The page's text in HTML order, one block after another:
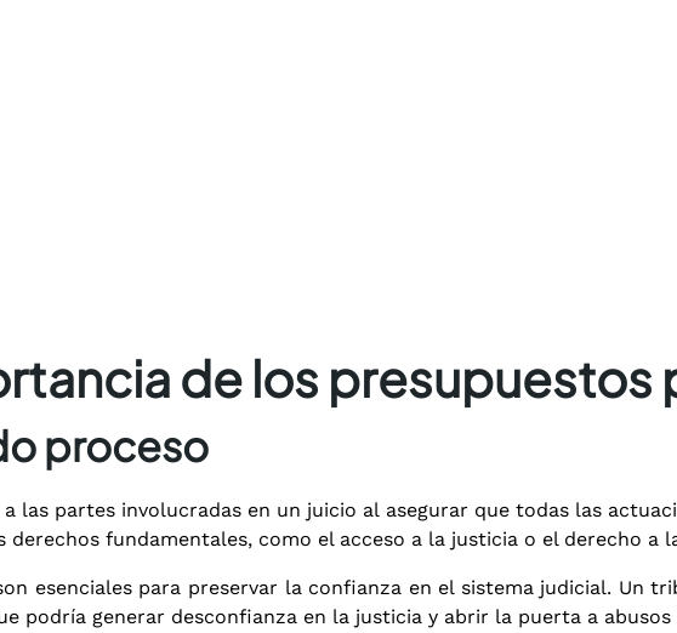
de los presupuestos
proceso
las partes involucradas en un juicio al asegurar que todas las
derechos fundamentales, como el acceso a la justicia o el derecho a
esenciales para preservar la confianza en el sistema judicial. Un
podría generar desconfianza en la justicia y abrir la puerta a abusos